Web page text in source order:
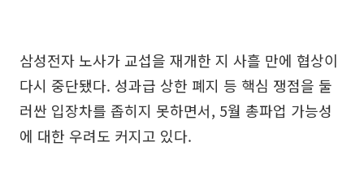
삼성전자 노사가 교섭을 재개한 지 사흘 만에 협상이
다시 중단됐다. 성과급 상한 폐지 등 핵심 쟁점을 둘
러싼 입장차를 좁히지 못하면서, 5월 총파업 가능성
에 대한 우려도 커지고 있다.